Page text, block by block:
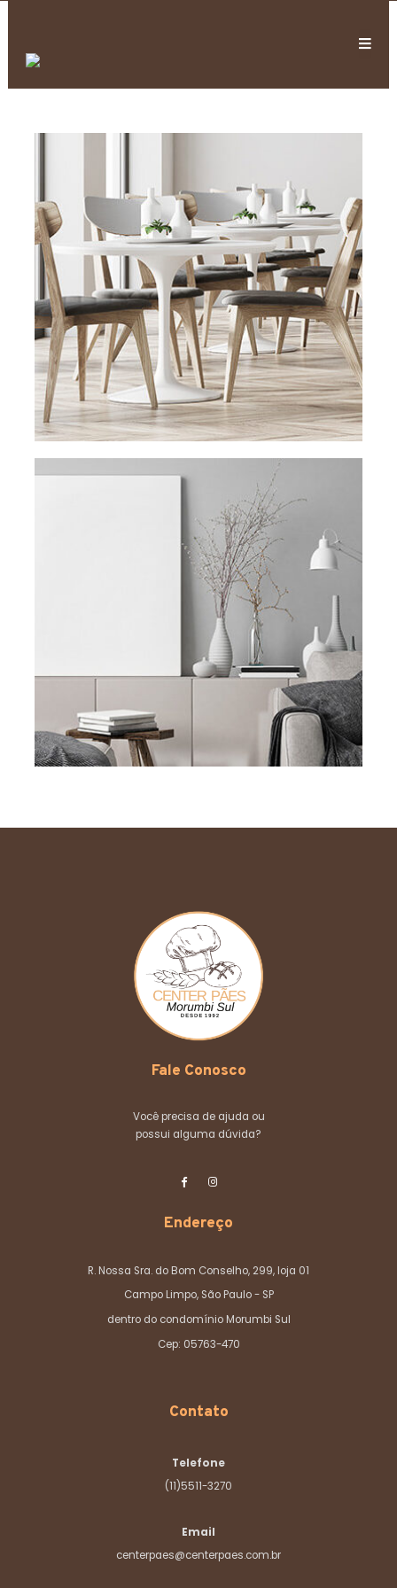
Fale Conosco
Você precisa de ajuda ou
possui alguma dúvida?
Endereço
R. Nossa Sra. do Bom Conselho, 299, loja 01
Campo Limpo, São Paulo - SP
dentro do condomínio Morumbi Sul
Cep: 05763-470
Contato
Telefone
(11)5511-3270
Email
centerpaes@centerpaes.com.br